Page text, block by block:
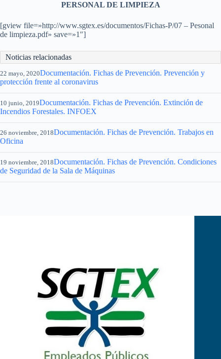
PERSONAL DE LIMPIEZA
[gview file=»http://www.sgtex.es/documentos/Fichas-P/07 – Pesonal
de limpieza.pdf» save=»1″]
Noticias relacionadas
22 mayo, 2020Documentación. Fichas de Prevención. Prevención y
protección frente al coronavirus
10 junio, 2019Documentación. Fichas de Prevención. Extinción de
Incendios Forestales. INFOEX
26 noviembre, 2018Documentación. Fichas de Prevención. Trabajos en
Oficina
19 noviembre, 2018Documentación. Fichas de Prevención. Condiciones
de Seguridad de la Sala de Máquinas